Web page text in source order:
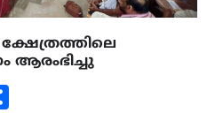
ആരംഭിച്ചു